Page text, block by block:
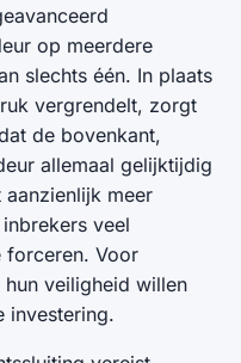
op meerdere
slechts één. In plaats
vergrendelt, zorgt
de bovenkant,
allemaal gelijktijdig
meer
veel
forceren. Voor
veiligheid willen
investering.